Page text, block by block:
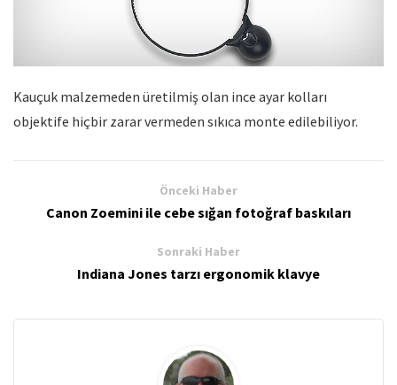
Kauçuk malzemeden üretilmiş olan ince ayar kolları
objektife hiçbir zarar vermeden sıkıca monte edilebiliyor.
Önceki Haber
Canon Zoemini ile cebe sığan fotoğraf baskıları
Sonraki Haber
Indiana Jones tarzı ergonomik klavye